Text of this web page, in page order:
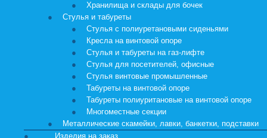
Хранилища и склады для бочек
Стулья и табуреты
Стулья с полиуретановыми сиденьями
Кресла на винтовой опоре
Стулья и табуреты на газ-лифте
Стулья для посетителей, офисные
Стулья винтовые промышленные
Табуреты на винтовой опоре
Табуреты полиуритановые на винтовой опоре
Многоместные секции
Металлические скамейки, лавки, банкетки, подставки
Изделия на заказ